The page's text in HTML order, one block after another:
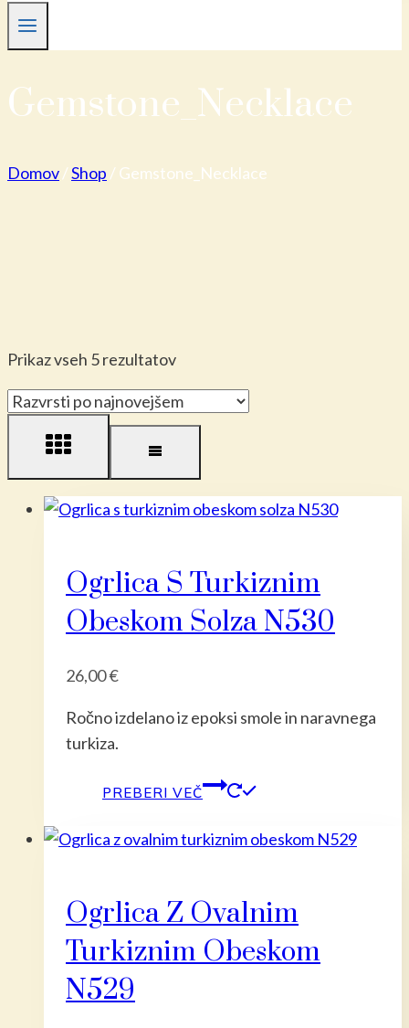
Gemstone_Necklace
Domov/Shop / Gemstone_Necklace
Prikaz vseh 5 rezultatovRazvrščeno
datumu
Ogrlica S Turkiznim
Obeskom Solza N530
26,00€
Ročno izdelano iz epoksi smole in naravnega
turkiza.
PREBERI VEČ
Ogrlica Z Ovalnim
Turkiznim Obeskom
N529